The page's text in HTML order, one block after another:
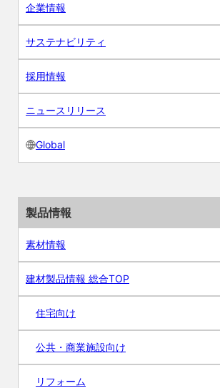
企業情報
サステナビリティ
採用情報
ニュースリリース
Global
製品情報
素材情報
建材製品情報 総合TOP
住宅向け
公共・商業施設向け
リフォーム